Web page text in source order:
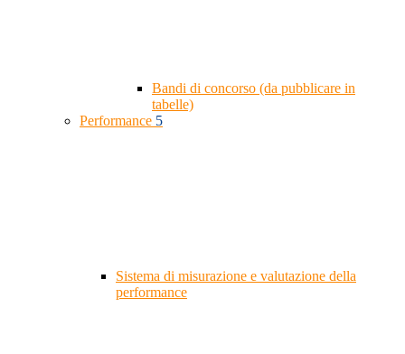
Bandi di concorso (da pubblicare in
tabelle)
Performance 5
Sistema di misurazione e valutazione della
performance